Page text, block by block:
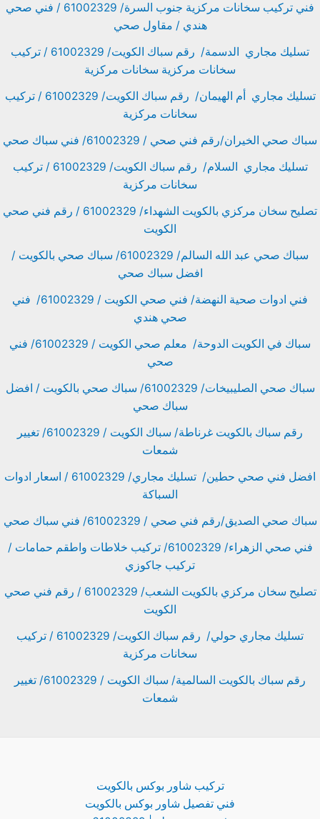
فني تركيب سخانات مركزية جنوب السرة/ 61002329 / فني صحي
هندي / مقاول صحي
تسليك مجاري الدسمة/ رقم سباك الكويت/ 61002329 / تركيب
سخانات مركزية سخانات مركزية
تسليك مجاري أم الهيمان/ رقم سباك الكويت/ 61002329 / تركيب
سخانات مركزية
سباك صحي الخيران/رقم فني صحي / 61002329/ فني سباك صحي
تسليك مجاري السلام/ رقم سباك الكويت/ 61002329 / تركيب
سخانات مركزية
تصليح سخان مركزي بالكويت الشهداء/ 61002329 / رقم فني صحي
الكويت
سباك صحي عبد الله السالم/ 61002329/ سباك صحي بالكويت /
افضل سباك صحي
فني ادوات صحية النهضة/ فني صحي الكويت / 61002329/ فني
صحي هندي
سباك في الكويت الدوحة/ معلم صحي الكويت / 61002329/ فني
صحي
سباك صحي الصليبيخات/ 61002329/ سباك صحي بالكويت / افضل
سباك صحي
رقم سباك بالكويت غرناطة/ سباك الكويت / 61002329/ تغيير
شمعات
افضل فني صحي حطين/ تسليك مجاري/ 61002329 / اسعار ادوات
السباكة
سباك صحي الصديق/رقم فني صحي / 61002329/ فني سباك صحي
فني صحي الزهراء/ 61002329/ تركيب خلاطات واطقم حمامات /
تركيب جاكوزي
تصليح سخان مركزي بالكويت الشعب/ 61002329 / رقم فني صحي
الكويت
تسليك مجاري حولي/ رقم سباك الكويت/ 61002329 / تركيب
سخانات مركزية
رقم سباك بالكويت السالمية/ سباك الكويت / 61002329/ تغيير
شمعات
تركيب شاور بوكس بالكويت
فني تفصيل شاور بوكس بالكويت